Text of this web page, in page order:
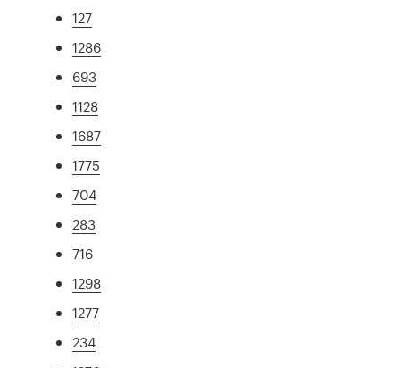
127
1286
693
1128
1687
1775
704
283
716
1298
1277
234